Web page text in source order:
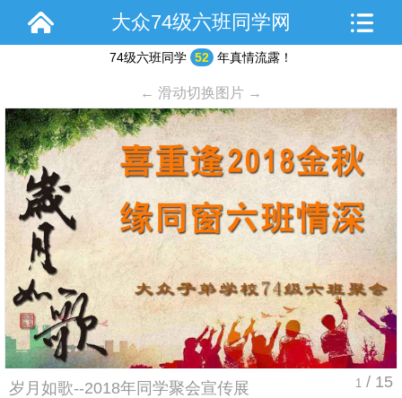
大众74级六班同学网
74级六班同学 52 年真情流露！
← 滑动切换图片 →
1 / 15
岁月如歌--2018年同学聚会宣传展